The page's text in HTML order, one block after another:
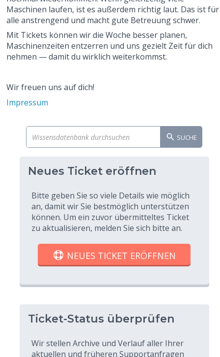
Maschinen laufen, ist es außerdem richtig laut. Das ist für
alle anstrengend und macht gute Betreuung schwer.
Mit Tickets können wir die Woche besser planen,
Maschinenzeiten entzerren und uns gezielt Zeit für dich
nehmen — damit du wirklich weiterkommst.
Wir freuen uns auf dich!
Impressum
SUCHE
Neues Ticket eröffnen
Bitte geben Sie so viele Details wie möglich
an, damit wir Sie bestmöglich unterstützen
können. Um ein zuvor übermitteltes Ticket
zu aktualisieren, melden Sie sich bitte an.
NEUES TICKET ERÖFFNEN
Ticket-Status überprüfen
Wir stellen Archive und Verlauf aller Ihrer
aktuellen und früheren Supportanfragen